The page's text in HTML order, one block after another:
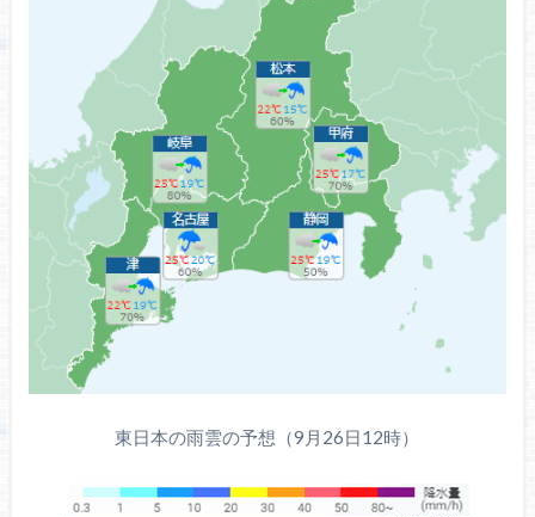
東日本の雨雲の予想（9月26日12時）